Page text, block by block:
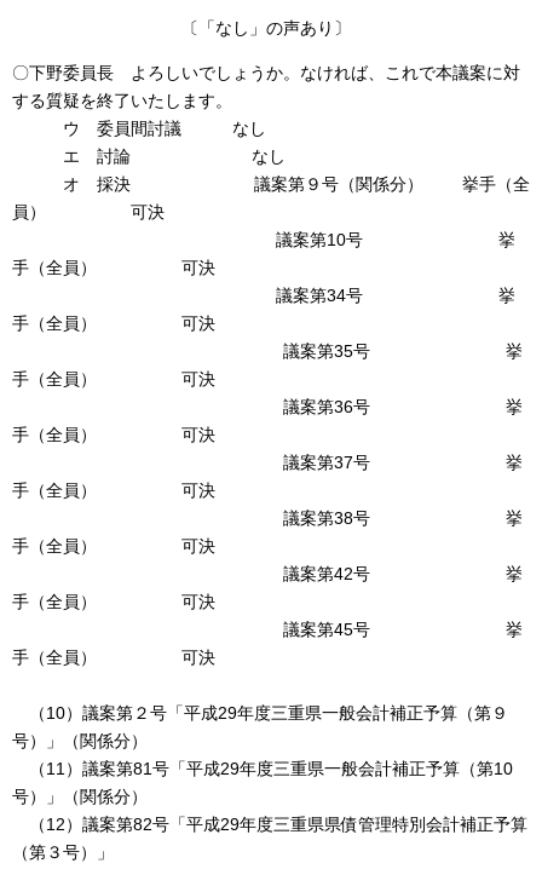
〔「なし」の声あり〕
〇下野委員長 よろしいでしょうか。なければ、これで本議案に対
する質疑を終了いたします。
ウ 委員間討議 なし
エ 討論 なし
オ 採決 議案第９号（関係分） 挙手（全
員） 可決
議案第10号 挙
手（全員） 可決
議案第34号 挙
手（全員） 可決
議案第35号 挙
手（全員） 可決
議案第36号 挙
手（全員） 可決
議案第37号 挙
手（全員） 可決
議案第38号 挙
手（全員） 可決
議案第42号 挙
手（全員） 可決
議案第45号 挙
手（全員） 可決
（10）議案第２号「平成29年度三重県一般会計補正予算（第９
号）」（関係分）
（11）議案第81号「平成29年度三重県一般会計補正予算（第10
号）」（関係分）
（12）議案第82号「平成29年度三重県県債管理特別会計補正予算
（第３号）」